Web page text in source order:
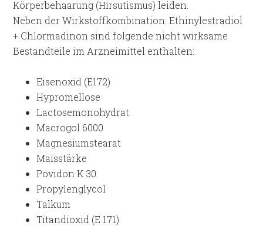
Körperbehaarung (Hirsutismus) leiden.
Neben der Wirkstoffkombination: Ethinylestradiol
+ Chlormadinon sind folgende nicht wirksame
Bestandteile im Arzneimittel enthalten:
Eisenoxid (E172)
Hypromellose
Lactosemonohydrat
Macrogol 6000
Magnesiumstearat
Maisstärke
Povidon K 30
Propylenglycol
Talkum
Titandioxid (E 171)